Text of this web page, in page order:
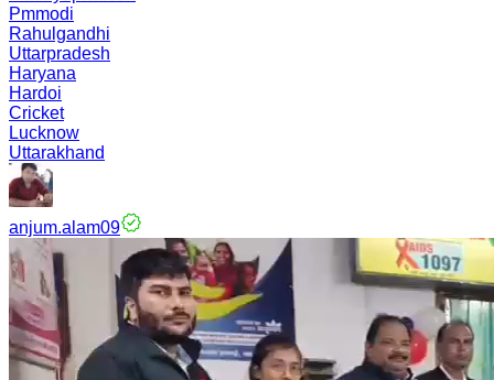
Pmmodi
Rahulgandhi
Uttarpradesh
Haryana
Hardoi
Cricket
Lucknow
Uttarakhand
anjum.alam09